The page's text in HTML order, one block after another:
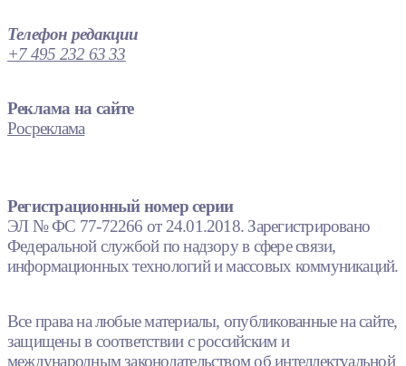
Телефон редакции
+7 495 232 63 33
Реклама на сайте
Росреклама
Регистрационный номер серии
ЭЛ № ФС 77-72266 от 24.01.2018. Зарегистрировано
Федеральной службой по надзору в сфере связи,
информационных технологий и массовых коммуникаций.
Все права на любые материалы, опубликованные на сайте,
защищены в соответствии с российским и
международным законодательством об интеллектуальной